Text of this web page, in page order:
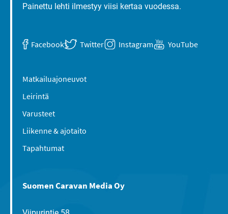
Painettu lehti ilmestyy viisi kertaa vuodessa.
Facebook Twitter Instagram YouTube
Matkailuajoneuvot
Leirintä
Varusteet
Liikenne & ajotaito
Tapahtumat
Suomen Caravan Media Oy